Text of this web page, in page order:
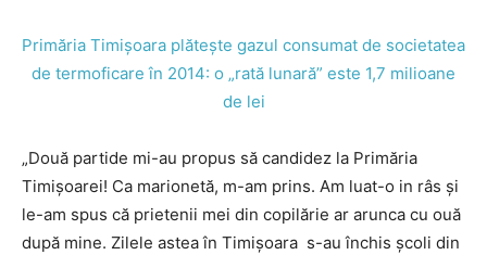
Primăria Timișoara plătește gazul consumat de societatea
de termoficare în 2014: o „rată lunară” este 1,7 milioane
de lei
„Două partide mi-au propus să candidez la Primăria
Timișoarei! Ca marionetă, m-am prins. Am luat-o in râs și
le-am spus că prietenii mei din copilărie ar arunca cu ouă
după mine. Zilele astea în Timișoara s-au închis școli din